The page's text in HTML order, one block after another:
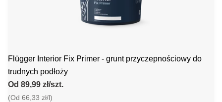
Flügger Interior Fix Primer - grunt przyczepnościowy do
trudnych podłoży
Od 89,99 zł/szt.
(Od 66,33 zł/l)